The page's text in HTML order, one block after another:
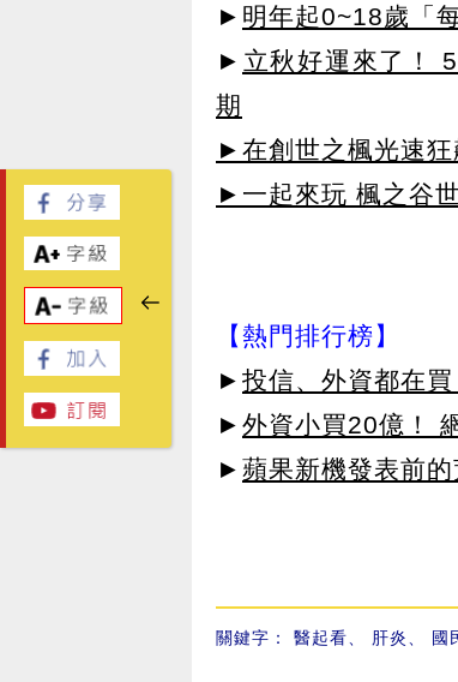
► 明年起0~18歲「
► 立秋好運來了！
期
►在創世之楓光速狂
►一起來玩 楓之谷
【熱門排行榜】
► 投信、外資都在
► 外資小買20億！
► 蘋果新機發表前
關鍵字： 醫起看 肝炎 國